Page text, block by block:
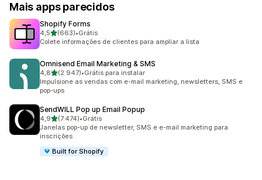
Mais apps parecidos
Shopify Forms
4,5de 5 estrelas
(663)
663 avaliações ao todo
•Grátis
Colete informações de clientes para ampliar a lista
Omnisend Email Marketing & SMS
4,8de 5 estrelas
(2.947)
2947 avaliações ao todo
•Grátis para instalar
Impulsione as vendas com e-mail marketing, newsletters, SMS e
pop-ups
SendWILL Pop up Email Popup
4,9de 5 estrelas
(7.474)
7474 avaliações ao todo
•Grátis
Janelas pop-up de newsletter, SMS e e-mail marketing para
inscrições
Built for Shopify